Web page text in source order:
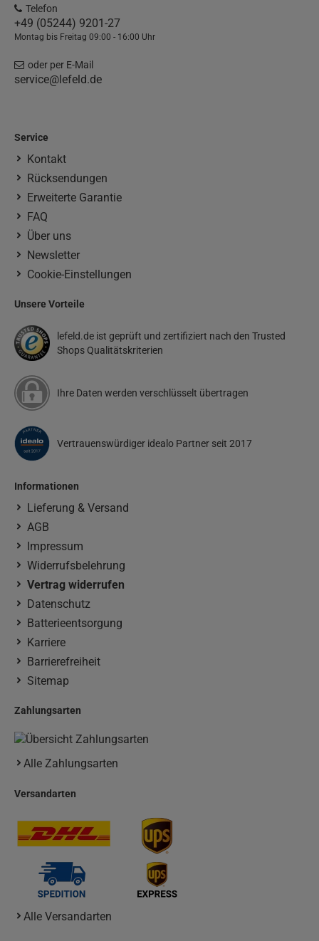
Telefon
+49 (05244) 9201-27
Montag bis Freitag 09:00 - 16:00 Uhr
oder per E-Mail
service@lefeld.de
Service
Kontakt
Rücksendungen
Erweiterte Garantie
FAQ
Über uns
Newsletter
Cookie-Einstellungen
Unsere Vorteile
lefeld.de ist geprüft und zertifiziert nach den Trusted
Shops Qualitätskriterien
Ihre Daten werden verschlüsselt übertragen
Vertrauenswürdiger idealo Partner seit 2017
Informationen
Lieferung & Versand
AGB
Impressum
Widerrufsbelehrung
Vertrag widerrufen
Datenschutz
Batterieentsorgung
Karriere
Barrierefreiheit
Sitemap
Zahlungsarten
Alle Zahlungsarten
Versandarten
Alle Versandarten